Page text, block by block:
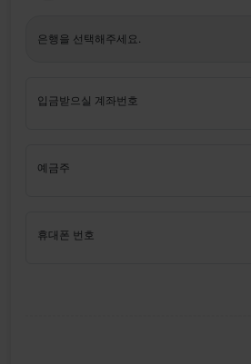
은행을 선택해주세요.
입금받으실 계좌번호
예금주
휴대폰 번호